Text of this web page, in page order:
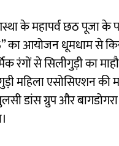
के महापर्व छठ पूजा के
आयोजन धूमधाम से
रंगों से सिलीगुड़ी का
महिला एसोसिएशन की
डांस ग्रुप और